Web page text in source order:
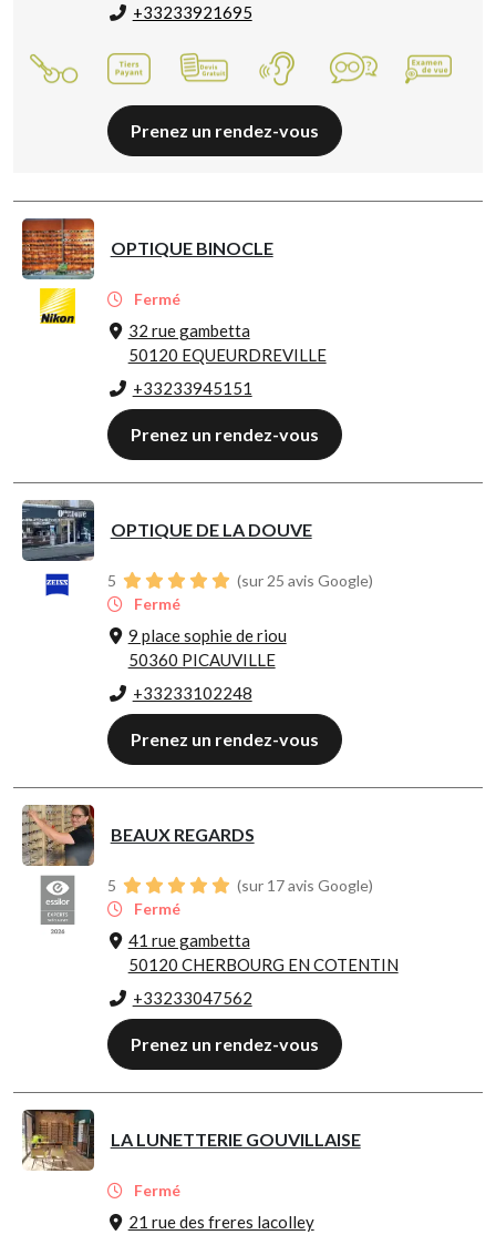
+33233921695
Prenez un rendez-vous
OPTIQUE BINOCLE
Fermé
32 rue gambetta
50120 EQUEURDREVILLE
+33233945151
Prenez un rendez-vous
OPTIQUE DE LA DOUVE
5
(sur 25 avis Google)
Fermé
9 place sophie de riou
50360 PICAUVILLE
+33233102248
Prenez un rendez-vous
BEAUX REGARDS
5
(sur 17 avis Google)
Fermé
41 rue gambetta
50120 CHERBOURG EN COTENTIN
+33233047562
Prenez un rendez-vous
LA LUNETTERIE GOUVILLAISE
Fermé
21 rue des freres lacolley